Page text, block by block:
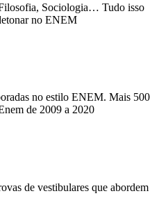
Sociologia… Tudo isso
no ENEM
no estilo ENEM. Mais 500
de 2009 a 2020
de vestibulares que abordem